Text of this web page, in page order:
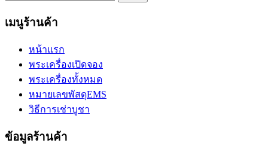
เมนูร้านค้า
หน้าแรก
พระเครื่องเปิดจอง
พระเครื่องทั้งหมด
หมายเลขพัสดุEMS
วิธีการเช่าบูชา
ข้อมูลร้านค้า